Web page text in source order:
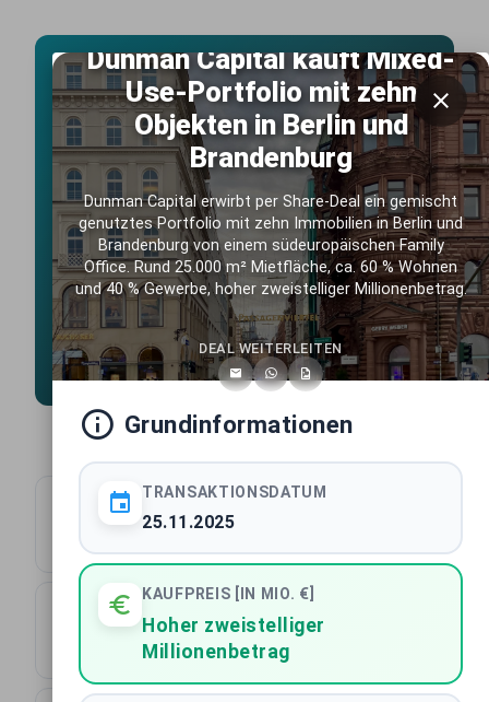
Live Marktdaten
Deutschlands führende
Immobilientransaktions-Datenbank
Exklusive Einblicke in die wichtigsten Immobiliendeals ab
2025. Umfassend recherchiert vom erfahrenen
Listenchampion.de Team, täglich aktualisiert, kostenlos
zugänglich.
1033
LIVE TRANSAKTIONEN
430+
DEUTSCHE STÄDTE
641+
MARKTAKTEURE
1033
Transaktionen gesamt
13.994 m²
Durchschnittliche Fläche
Dunman Capital kauft Mixed-
Use-Portfolio mit zehn
Objekten in Berlin und
Brandenburg
Dunman Capital erwirbt per Share-Deal ein gemischt
genutztes Portfolio mit zehn Immobilien in Berlin und
Brandenburg von einem südeuropäischen Family
Office. Rund 25.000 m² Mietfläche, ca. 60 % Wohnen
und 40 % Gewerbe, hoher zweistelliger Millionenbetrag.
DEAL WEITERLEITEN
Grundinformationen
TRANSAKTIONSDATUM
25.11.2025
KAUFPREIS [IN MIO. €]
Hoher zweistelliger
Millionenbetrag